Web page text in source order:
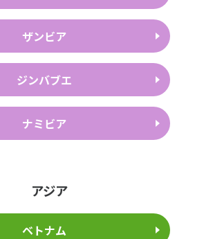
ザンビア
ジンバブエ
ナミビア
アジア
ベトナム